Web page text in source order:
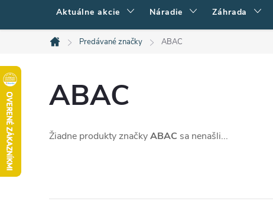
Aktuálne akcie Náradie Záhrada
Domov
Predávané značky ABAC
ABAC
Žiadne produkty značkyABAC sa nenašli...